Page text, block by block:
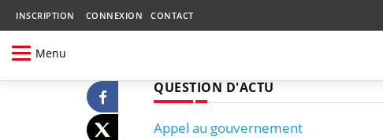
INSCRIPTION CONNEXION CONTACT
Menu
QUESTION D'ACTU
Appel au gouvernement